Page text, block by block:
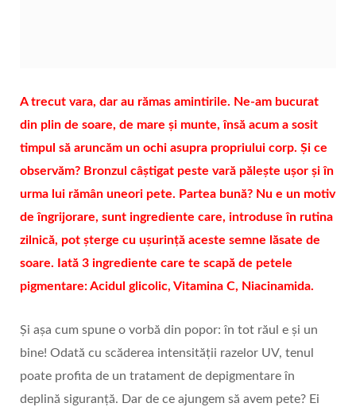
A trecut vara, dar au rămas amintirile. Ne-am bucurat
din plin de soare, de mare și munte, însă acum a sosit
timpul să aruncăm un ochi asupra propriului corp. Și ce
observăm? Bronzul câștigat peste vară pălește ușor și în
urma lui rămân uneori pete. Partea bună? Nu e un motiv
de îngrijorare, sunt ingrediente care, introduse în rutina
zilnică, pot șterge cu ușurință aceste semne lăsate de
soare. Iată 3 ingrediente care te scapă de petele
pigmentare: Acidul glicolic, Vitamina C, Niacinamida.
Și așa cum spune o vorbă din popor: în tot răul e și un
bine! Odată cu scăderea intensității razelor UV, tenul
poate profita de un tratament de depigmentare în
deplină siguranță. Dar de ce ajungem să avem pete? Ei